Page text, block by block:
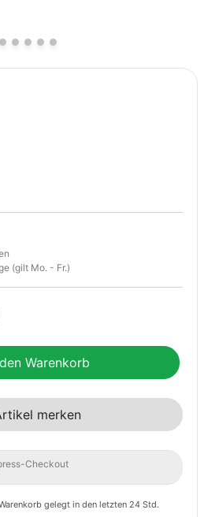
(gilt Mo. - Fr.)
Warenkorb
merken
Checkout
gelegt in den letzten 24 Std.